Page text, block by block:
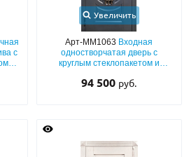
Москве и МО
с
Увеличить
Арт-ММ1063 Входная
одностворчатая дверь с
круглым стеклопакетом и
терморазрывом, плитами МДФ
94 500 руб.